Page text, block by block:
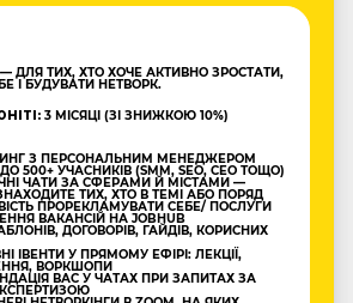
— ДЛЯ ТИХ, ХТО ХОЧЕ АКТИВНО ЗРОСТАТИ,
І БУДУВАТИ НЕТВОРК.
3 МІСЯЦІ (ЗІ ЗНИЖКОЮ 10%)
З ПЕРСОНАЛЬНИМ МЕНЕДЖЕРОМ
500+ УЧАСНИКІВ (SMM, SEO, CEO ТОЩО)
ЧАТИ ЗА СФЕРАМИ Й МІСТАМИ —
ТИХ, ХТО В ТЕМІ АБО ПОРЯД
ПРОРЕКЛАМУВАТИ СЕБЕ/ ПОСЛУГИ
ВАКАНСІЙ НА JOBHUB
ДОГОВОРІВ, ГАЙДІВ, КОРИСНИХ
ІВЕНТИ У ПРЯМОМУ ЕФІРІ: ЛЕКЦІЇ,
ВОРКШОПИ
ВАС У ЧАТАХ ПРИ ЗАПИТАХ ЗА